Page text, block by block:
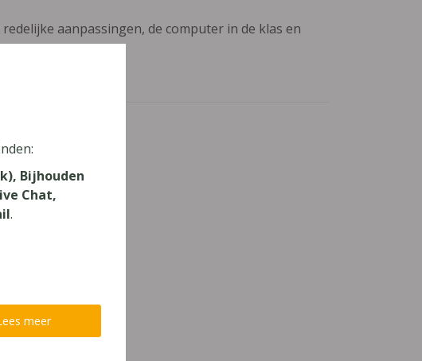
aanpassingen, de computer in de klas en
Bijhouden
Chat,
.
meer